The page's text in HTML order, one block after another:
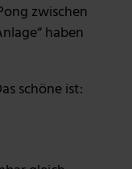
zwischen
haben
schöne ist: